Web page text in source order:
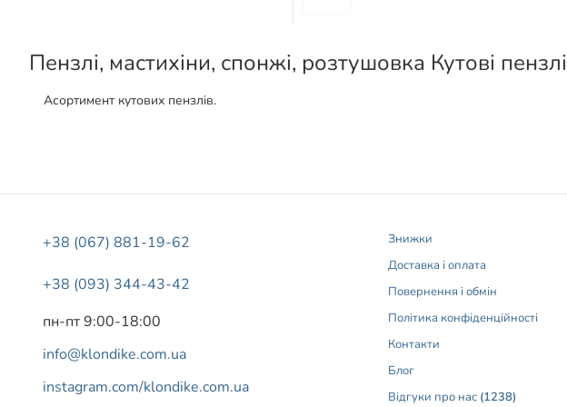
Пензлі, мастихіни, спонжі, розтушовка Кутові пензлі
Асортимент кутових пензлів.
+38 (067) 881-19-62
+38 (093) 344-43-42
пн-пт 9:00-18:00
info@klondike.com.ua
instagram.com/klondike.com.ua
Знижки
Доставка і оплата
Повернення і обмін
Політика конфіденційності
Контакти
Блог
Відгуки про нас (1238)